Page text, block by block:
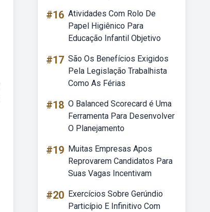
#16 Atividades Com Rolo De
Papel Higiênico Para
Educação Infantil Objetivo
#17 São Os Benefícios Exigidos
Pela Legislação Trabalhista
Como As Férias
#18 O Balanced Scorecard é Uma
Ferramenta Para Desenvolver
O Planejamento
#19 Muitas Empresas Apos
Reprovarem Candidatos Para
Suas Vagas Incentivam
#20 Exercícios Sobre Gerúndio
Particípio E Infinitivo Com